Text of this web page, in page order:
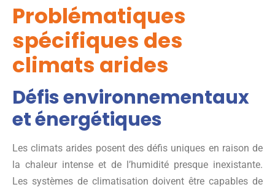
Problématiques
spécifiques des
climats arides
Défis environnementaux
et énergétiques
Les climats arides posent des défis uniques en raison de
la chaleur intense et de l’humidité presque inexistante.
Les systèmes de climatisation doivent être capables de